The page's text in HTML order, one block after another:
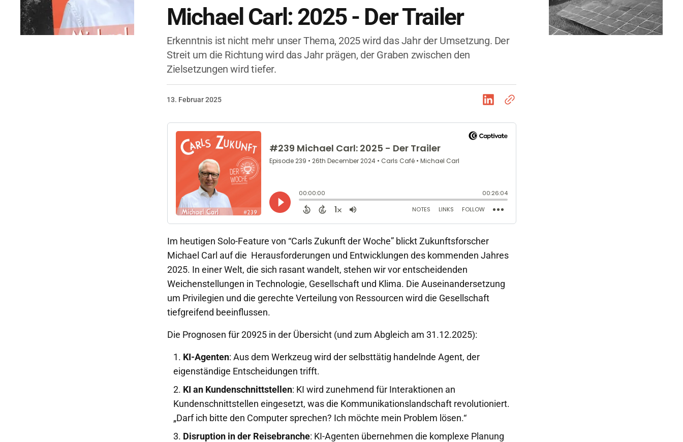
Michael Carl: 2025 - Der Trailer
Erkenntnis ist nicht mehr unser Thema, 2025 wird das Jahr der Umsetzung. Der
Streit um die Richtung wird das Jahr prägen, der Graben zwischen den
Zielsetzungen wird tiefer.
13. Februar 2025
Im heutigen Solo-Feature von “Carls Zukunft der Woche” blickt Zukunftsforscher
Michael Carl auf die Herausforderungen und Entwicklungen des kommenden Jahres
2025. In einer Welt, die sich rasant wandelt, stehen wir vor entscheidenden
Weichenstellungen in Technologie, Gesellschaft und Klima. Die Auseinandersetzung
um Privilegien und die gerechte Verteilung von Ressourcen wird die Gesellschaft
tiefgreifend beeinflussen.
Die Prognosen für 20925 in der Übersicht (und zum Abgleich am 31.12.2025):
KI-Agenten: Aus dem Werkzeug wird der selbsttätig handelnde Agent, der
eigenständige Entscheidungen trifft.
KI an Kundenschnittstellen: KI wird zunehmend für Interaktionen an
Kundenschnittstellen eingesetzt, was die Kommunikationslandschaft revolutioniert.
„Darf ich bitte den Computer sprechen? Ich möchte mein Problem lösen.“
Disruption in der Reisebranche: KI-Agenten übernehmen die komplexe Planung